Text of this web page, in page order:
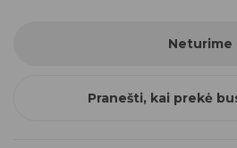
Neturime
Pranešti, kai prekė